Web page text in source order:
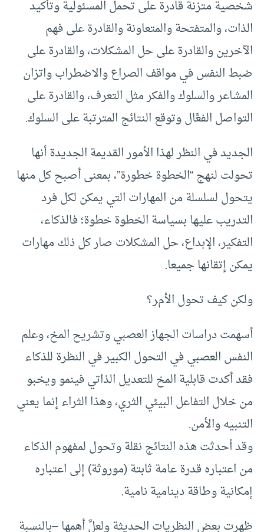
شخصية متزنة قادرة على تحمل المسئولية وتأكيد
الذات، والمتفتحة والمتعاونة والقادرة على فهم
الآخرين والقادرة على حل المشكلات، والقادرة على
ضبط النفس في مواقف الصراع والاضطراب واتزان
المشاعر والسلوك والفكر مثل التعرف، والقادرة على
التواصل الفعَّال وتوقع النتائج المترتبة على السلوك.
الجديد في النظر لهذا الأمور القديمة الجديدة أنها
تحولت لنهج “الخطوة خطورة”، بمعنى أصبح كل منها
يتحول لسلسلة من المهارات التي يمكن لكل فرد
التدريب عليها بسياسة الخطوة خطوة؛ فالذكاء،
التفكير، الإبداع، حل المشكلات صار كل ذلك مهارات
يمكن إتقانها جميعا.
ولكن كيف تحول الأمر؟
أسهمت دراسات الجهاز العصبي وتشريح المخ، وعلم
النفس العصبي في التحول الكبير في النظرة للذكاء
فقد أكدت قابلية المخ للتعديل الذاتي فينمو ويخبو
من خلال التفاعل البيئي الثري، وهذا الثراء إنما يعني
التنبيه والأمن.
وقد أحدثت هذه النتائج نقلة وتحول لمفهوم الذكاء
من اعتباره قدرة عامة ثابتة (موروثة) إلى اعتباره
إمكانية وطاقة دينامية نامية.
ظهرت بعض النظريات الحديثة ولعلَّ أهمها –بالنسبة